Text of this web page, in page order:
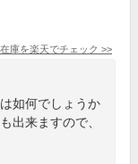
庫を楽天でチェック >>
如何でしょうか
出来ますので、